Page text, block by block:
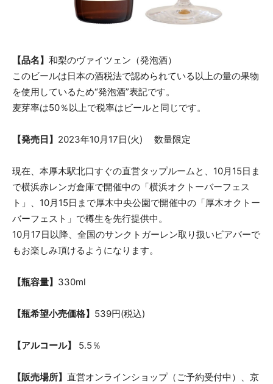
【品名】 和梨のヴァイツェン（発泡酒）
このビールは日本の酒税法で認められている以上の量の果物
を使用しているため“発泡酒”表記です。
麦芽率は50％以上で税率はビールと同じです。
【発売日】 2023年10月17日(火) 数量限定
現在、本厚木駅北口すぐの直営タップルームと、10月15日ま
で横浜赤レンガ倉庫で開催中の「横浜オクトーバーフェス
ト」、10月15日まで厚木中央公園で開催中の「厚木オクトー
バーフェスト」で樽生を先行提供中。
10月17日以降、全国のサンクトガーレン取り扱いビアバーで
もお楽しみ頂けるようになります。
【瓶容量】 330ml
【瓶希望小売価格】 539円(税込)
【アルコール】 5.5％
【販売場所】 直営オンラインショップ（ご予約受付中）、京